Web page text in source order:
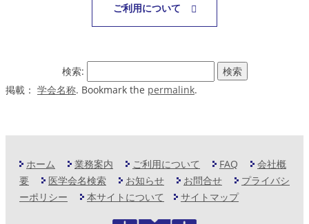
ご利用について
検索:
掲載： 学会名称. Bookmark the permalink.
ホーム 業務案内 ご利用について FAQ
会社概
要
医学会名検索 お知らせ お問合せ
プライバシ
ーポリシー
本サイトについて サイトマップ